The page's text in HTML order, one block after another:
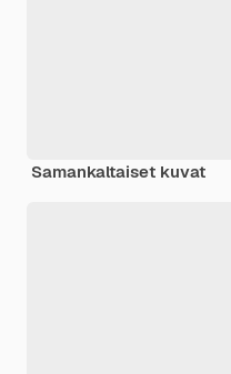
Samankaltaiset kuvat